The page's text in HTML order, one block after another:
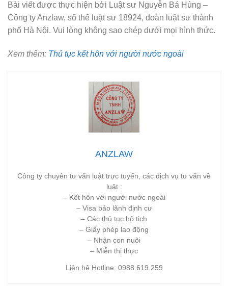
Bài viết được thực hiện bởi Luật sư Nguyễn Bá Hùng –
Công ty Anzlaw, số thể luật sư 18924, đoàn luật sư thành
phố Hà Nội. Vui lòng không sao chép dưới mọi hình thức.
Xem thêm: Thủ tục kết hôn với người nước ngoài
ANZLAW
Công ty chuyên tư vấn luật trực tuyến, các dịch vụ tư vấn về
luật :
– Kết hôn với người nước ngoài
– Visa bảo lãnh định cư
– Các thủ tục hộ tịch
– Giấy phép lao động
– Nhận con nuôi
– Miễn thị thực
Liên hệ Hotline: 0988.619.259